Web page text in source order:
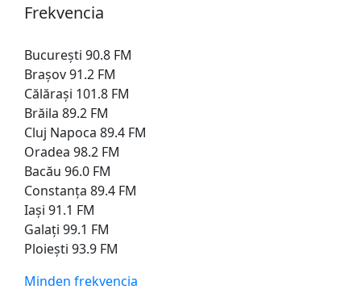
Frekvencia
București 90.8 FM
Brașov 91.2 FM
Călărași 101.8 FM
Brăila 89.2 FM
Cluj Napoca 89.4 FM
Oradea 98.2 FM
Bacău 96.0 FM
Constanța 89.4 FM
Iași 91.1 FM
Galați 99.1 FM
Ploiești 93.9 FM
Minden frekvencia